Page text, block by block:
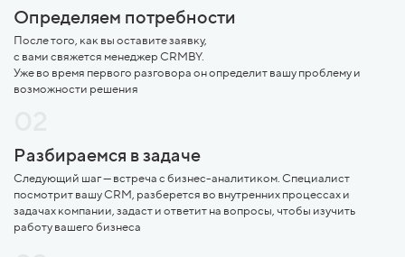
Определяем потребности
После того, как вы оставите заявку,
с вами свяжется менеджер CRMBY.
Уже во время первого разговора он определит вашу проблему и
возможности решения
Разбираемся в задаче
Следующий шаг — встреча с бизнес-аналитиком. Специалист
посмотрит вашу CRM, разберется во внутренних процессах и
задачах компании, задаст и ответит на вопросы, чтобы изучить
работу вашего бизнеса